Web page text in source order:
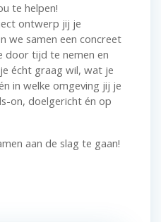
te helpen!
ontwerp jij je
we samen een concreet
door tijd te nemen en
écht graag wil, wat je
in welke omgeving jij je
on, doelgericht én op
aan de slag te gaan!